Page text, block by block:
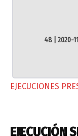
EJECUCIONES
EJECUCIÓN
48 | 2020-